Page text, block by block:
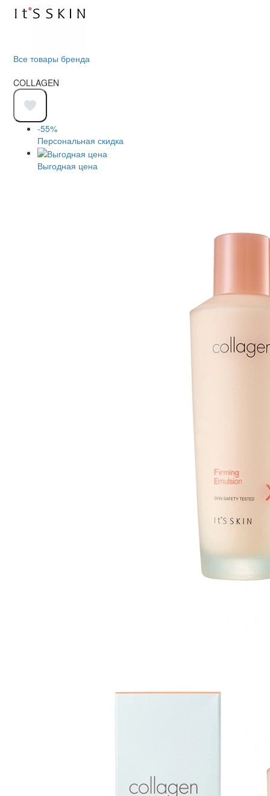
Все товары бренда
COLLAGEN
-55%
Персональная скидка
Выгодная цена